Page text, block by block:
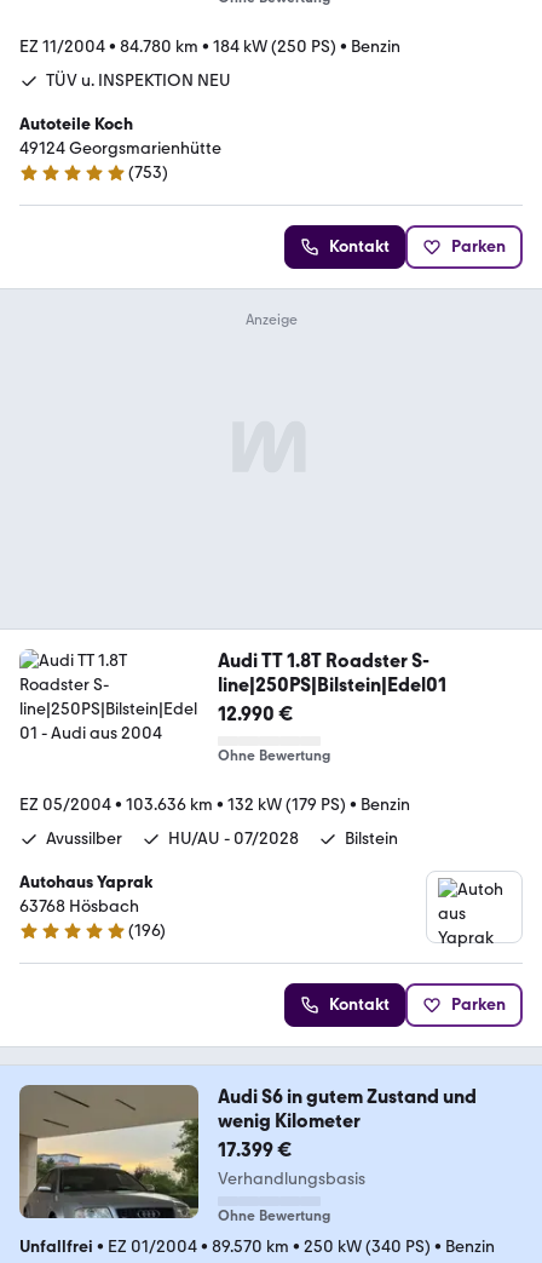
EZ 11/2004• 84.780 km • 184 kW (250 PS) • Benzin
TÜV u. INSPEKTION NEU
Autoteile Koch
49124 Georgsmarienhütte
4.9 Sterne
(753)
Kontakt Parken
Audi TT 1.8T Roadster S-
line|250PS|Bilstein|Edel01
12.990 €
Ohne Bewertung
EZ 05/2004• 103.636 km • 132 kW (179 PS) • Benzin
Avussilber
HU/AU - 07/2028 Bilstein
Autohaus Yaprak
63768 Hösbach
4.8 Sterne
(196)
Kontakt Parken
Audi S6 in gutem Zustand und
wenig Kilometer
17.399 €
Verhandlungsbasis
Ohne Bewertung
Unfallfrei • EZ 01/2004• 89.570 km • 250 kW (340 PS) • Benzin